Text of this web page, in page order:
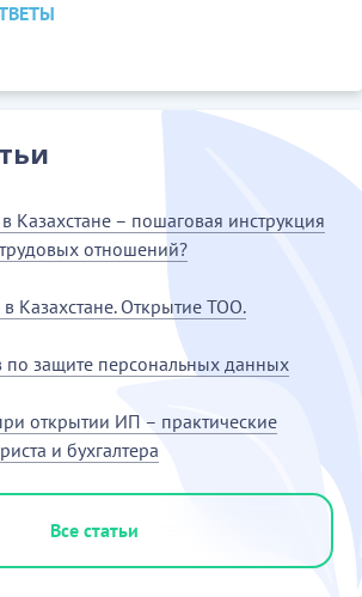
Казахстане – пошаговая инструкция
отношений?
Казахстане. Открытие ТОО.
защите персональных данных
открытии ИП – практические
и бухгалтера
Все статьи